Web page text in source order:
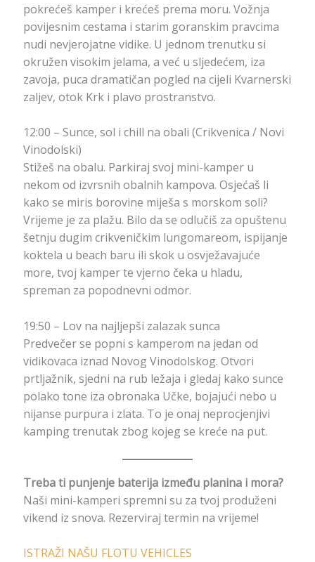
pokrećeš kamper i krećeš prema moru. Vožnja
povijesnim cestama i starim goranskim pravcima
nudi nevjerojatne vidike. U jednom trenutku si
okružen visokim jelama, a već u sljedećem, iza
zavoja, puca dramatičan pogled na cijeli Kvarnerski
zaljev, otok Krk i plavo prostranstvo.
12:00 – Sunce, sol i chill na obali (Crikvenica / Novi
Vinodolski)
Stižeš na obalu. Parkiraj svoj mini-kamper u
nekom od izvrsnih obalnih kampova. Osjećaš li
kako se miris borovine miješa s morskom soli?
Vrijeme je za plažu. Bilo da se odlučiš za opuštenu
šetnju dugim crikveničkim lungomareom, ispijanje
koktela u beach baru ili skok u osvježavajuće
more, tvoj kamper te vjerno čeka u hladu,
spreman za popodnevni odmor.
19:50 – Lov na najljepši zalazak sunca
Predvečer se popni s kamperom na jedan od
vidikovaca iznad Novog Vinodolskog. Otvori
prtljažnik, sjedni na rub ležaja i gledaj kako sunce
polako tone iza obronaka Učke, bojajući nebo u
nijanse purpura i zlata. To je onaj neprocjenjivi
kamping trenutak zbog kojeg se kreće na put.
Treba ti punjenje baterija između planina i mora?
Naši mini-kamperi spremni su za tvoj produženi
vikend iz snova. Rezerviraj termin na vrijeme!
ISTRAŽI NAŠU FLOTU VEHICLES